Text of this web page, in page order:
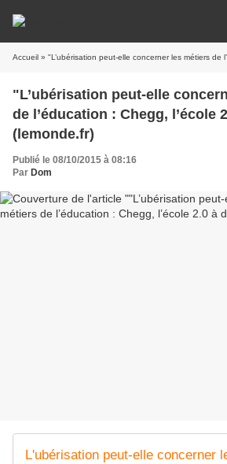
Accueil » "L’ubérisation peut-elle concerner les métiers de l’éducation :
"L’ubérisation peut-elle
de l’éducation : Chegg, l’école
(lemonde.fr)
Publié le 08/10/2015 à 08:16
Par Dom